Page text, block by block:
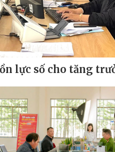
lực số cho tăng